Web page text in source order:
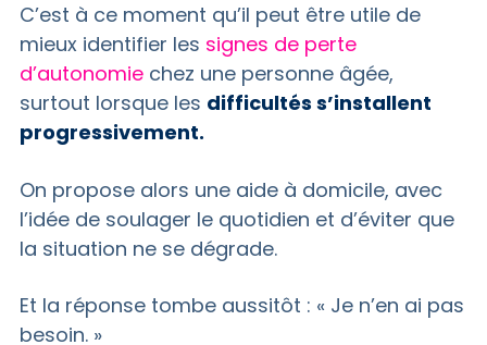
C’est à ce moment qu’il peut être utile de
mieux identifier les signes de perte
d’autonomiechez une personne âgée,
surtout lorsque les difficultés s’installent
progressivement.
On propose alors une aide à domicile, avec
l’idée de soulager le quotidien et d’éviter que
la situation ne se dégrade.
Et la réponse tombe aussitôt : « Je n’en ai pas
besoin. »